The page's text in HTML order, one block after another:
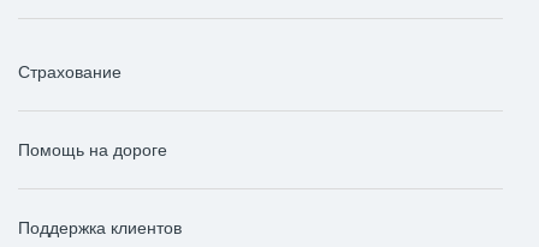
Страхование
Помощь на дороге
Поддержка клиентов